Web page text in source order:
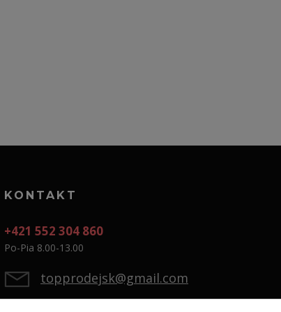
KONTAKT
+421 552 304 860
Po-Pia 8.00-13.00
topprodejsk@gmail.com